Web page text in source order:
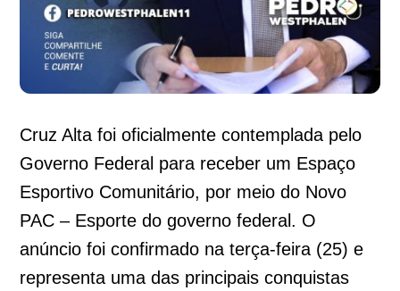
Cruz Alta foi oficialmente contemplada pelo
Governo Federal para receber um Espaço
Esportivo Comunitário, por meio do Novo
PAC – Esporte do governo federal. O
anúncio foi confirmado na terça-feira (25) e
representa uma das principais conquistas